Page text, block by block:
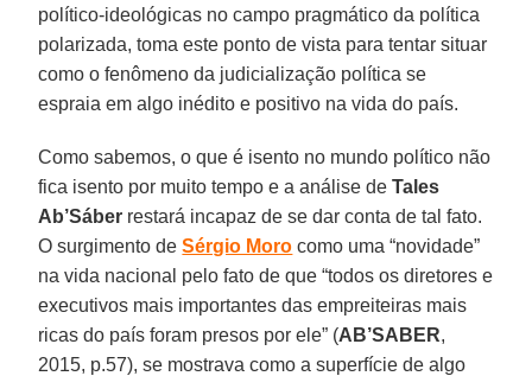
político-ideológicas no campo pragmático da política
polarizada, toma este ponto de vista para tentar situar
como o fenômeno da judicialização política se
espraia em algo inédito e positivo na vida do país.
Como sabemos, o que é isento no mundo político não
fica isento por muito tempo e a análise deTales
Ab’Sáber restará incapaz de se dar conta de tal fato.
O surgimento deSérgio Moro como uma “novidade”
na vida nacional pelo fato de que “todos os diretores e
executivos mais importantes das empreiteiras mais
ricas do país foram presos por ele” (AB’SABER,
2015, p.57), se mostrava como a superfície de algo